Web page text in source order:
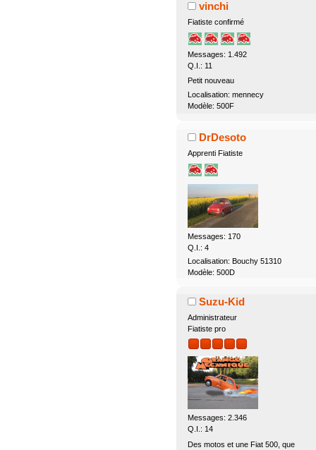
vinchi
Fiatiste confirmé
Messages: 1.492
Q.I.: 11
Petit nouveau
Localisation: mennecy
Modèle: 500F
DrDesoto
Apprenti Fiatiste
Messages: 170
Q.I.: 4
Localisation: Bouchy 51310
Modèle: 500D
Suzu-Kid
Administrateur
Fiatiste pro
Messages: 2.346
Q.I.: 14
Des motos et une Fiat 500, que